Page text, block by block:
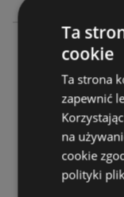
Biedronka
Ossowski
80-299 Gdańsk
OFERTY: 0
GAZETKI: 3
ODLEGŁOŚĆ:
Ta
cookie
Ta strona
zapewnić
na
cookie
polityki